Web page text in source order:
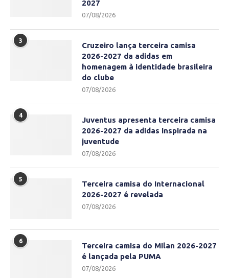
2027
07/08/2026
3
Cruzeiro lança terceira camisa
2026-2027 da adidas em
homenagem à identidade brasileira
do clube
07/08/2026
4
Juventus apresenta terceira camisa
2026-2027 da adidas inspirada na
juventude
07/08/2026
5
Terceira camisa do Internacional
2026-2027 é revelada
07/08/2026
6
Terceira camisa do Milan 2026-2027
é lançada pela PUMA
07/08/2026